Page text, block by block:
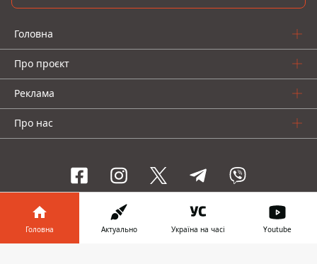
Головна
Про проєкт
Реклама
Про нас
Інформатор проекти
Головна Актуально Україна на часі Youtube